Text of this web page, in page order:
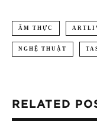
ẨM THỰC
NGHỆ THUẬT
RELATED